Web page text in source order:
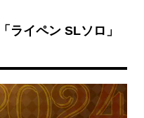
ライペン SLソロ」